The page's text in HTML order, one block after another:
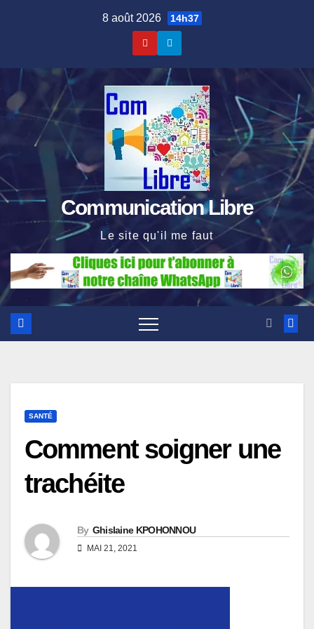
8 août 2026 14h37
Communication Libre
Le site qu'il me faut
SANTÉ
Comment soigner une
trachéite
By Ghislaine KPOHONNOU
MAI 21, 2021